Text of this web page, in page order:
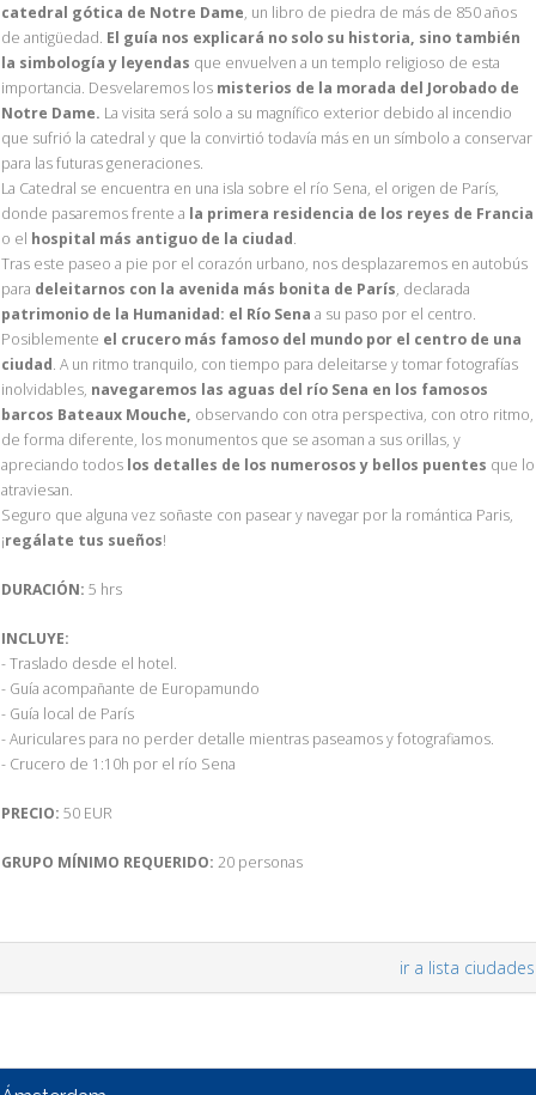
catedral gótica de Notre Dame, un libro de piedra de más de 850 años
de antigüedad. El guía nos explicará no solo su historia, sino también
la simbología y leyendas que envuelven a un templo religioso de esta
importancia. Desvelaremos los misterios de la morada del Jorobado de
Notre Dame. La visita será solo a su magnífico exterior debido al incendio
que sufrió la catedral y que la convirtió todavía más en un símbolo a conservar
para las futuras generaciones.
La Catedral se encuentra en una isla sobre el río Sena, el origen de París,
donde pasaremos frente a la primera residencia de los reyes de Francia
o el hospital más antiguo de la ciudad.
Tras este paseo a pie por el corazón urbano, nos desplazaremos en autobús
para deleitarnos con la avenida más bonita de París, declarada
patrimonio de la Humanidad: el Río Sena a su paso por el centro.
Posiblemente el crucero más famoso del mundo por el centro de una
ciudad. A un ritmo tranquilo, con tiempo para deleitarse y tomar fotografías
inolvidables, navegaremos las aguas del río Sena en los famosos
barcos Bateaux Mouche, observando con otra perspectiva, con otro ritmo,
de forma diferente, los monumentos que se asoman a sus orillas, y
apreciando todos los detalles de los numerosos y bellos puentes que lo
atraviesan.
Seguro que alguna vez soñaste con pasear y navegar por la romántica Paris,
¡regálate tus sueños!
DURACIÓN: 5 hrs
INCLUYE:
- Traslado desde el hotel.
- Guía acompañante de Europamundo
- Guía local de París
- Auriculares para no perder detalle mientras paseamos y fotografiamos.
- Crucero de 1:10h por el río Sena
PRECIO: 50 EUR
GRUPO MÍNIMO REQUERIDO: 20 personas
ir a lista ciudades